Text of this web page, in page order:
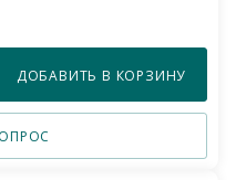
ДОБАВИТЬ В КОРЗИНУ